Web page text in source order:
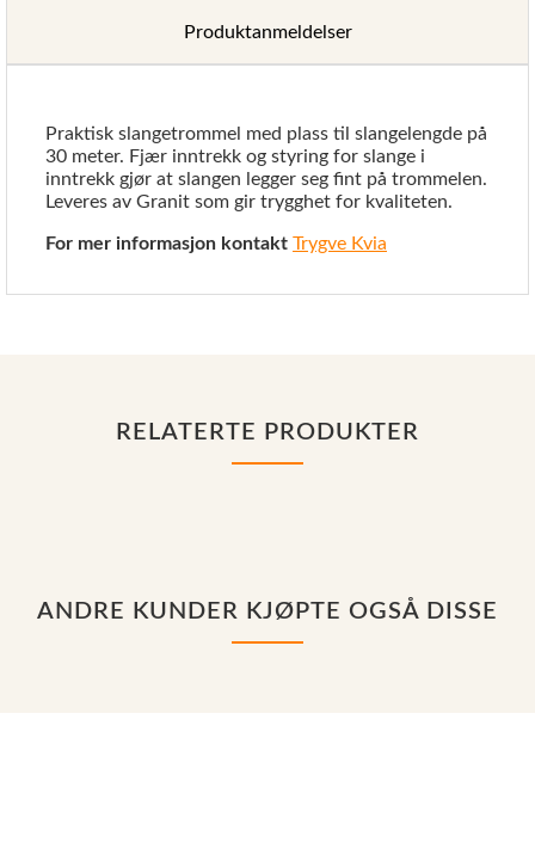
Produktanmeldelser
Praktisk slangetrommel med plass til slangelengde på
30 meter. Fjær inntrekk og styring for slange i
inntrekk gjør at slangen legger seg fint på trommelen.
Leveres av Granit som gir trygghet for kvaliteten.
For mer informasjon kontakt Trygve Kvia
RELATERTE PRODUKTER
ANDRE KUNDER KJØPTE OGSÅ DISSE